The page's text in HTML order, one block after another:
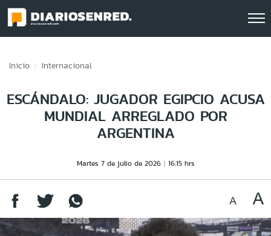
Inicio Internacional
ESCÁNDALO: JUGADOR EGIPCIO ACUSA
MUNDIAL ARREGLADO POR
ARGENTINA
Martes 7 de julio de 2026 16:15 hrs